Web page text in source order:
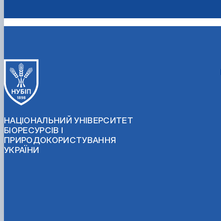
НАЦІОНАЛЬНИЙ УНІВЕРСИТЕТ
БІОРЕСУРСІВ І
ПРИРОДОКОРИСТУВАННЯ
УКРАЇНИ